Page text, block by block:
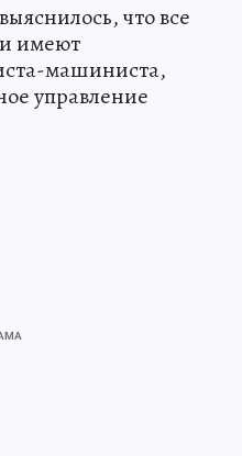
что все
имеют
машиниста,
управление